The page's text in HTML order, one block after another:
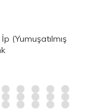
(Yumuşatılmış